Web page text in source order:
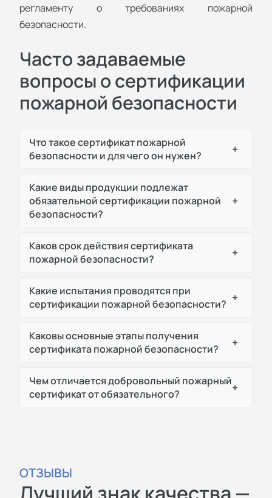
регламенту о требованиях пожарной
безопасности.
Часто задаваемые
вопросы о сертификации
пожарной безопасности
Что такое сертификат пожарной
безопасности и для чего он нужен?
+
Какие виды продукции подлежат
обязательной сертификации пожарной
безопасности?
+
Каков срок действия сертификата
пожарной безопасности?
+
Какие испытания проводятся при
сертификации пожарной безопасности? +
Каковы основные этапы получения
сертификата пожарной безопасности?
+
Чем отличается добровольный пожарный
сертификат от обязательного?
+
ОТЗЫВЫ